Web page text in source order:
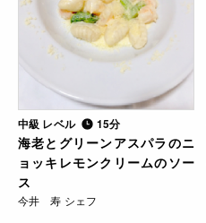
中級 レベル 15分
海老とグリーンアスパラのニ
ョッキレモンクリームのソー
ス
今井 寿 シェフ